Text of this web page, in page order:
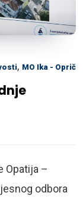
, MO Ika - Oprič
Opatija –
odbora